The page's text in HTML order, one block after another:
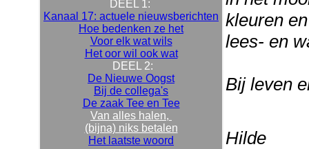
DEEL 1:
Kanaal 17: actuele nieuwsberichten
Hoe bedenken ze het
Voor elk wat wils
Het oor wil ook wat
DEEL 2:
De Nieuwe Oogst
Bij de collega's
De zaak Tee en Tee
Van alles halen,
(bijna) niks betalen
Het laatste woord
kleuren
lees- en
Bij leven
Hilde